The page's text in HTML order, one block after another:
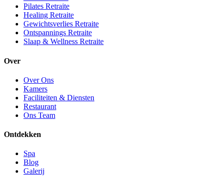
Pilates Retraite
Healing Retraite
Gewichtsverlies Retraite
Ontspannings Retraite
Slaap & Wellness Retraite
Over
Over Ons
Kamers
Faciliteiten & Diensten
Restaurant
Ons Team
Ontdekken
Spa
Blog
Galerij